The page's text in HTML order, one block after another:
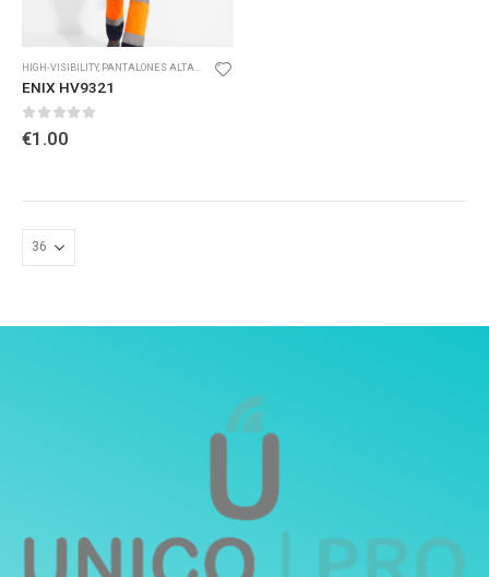
HIGH-VISIBILITY, PANTALONES ALTA VISIBILIDAD
ENIX HV9321
0 out of 5
€1.00